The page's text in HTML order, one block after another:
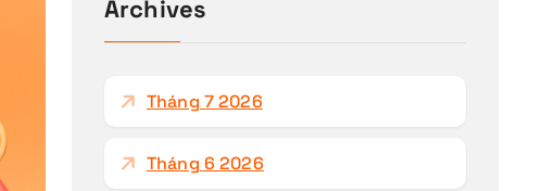
Archives
Tháng 7 2026
Tháng 6 2026